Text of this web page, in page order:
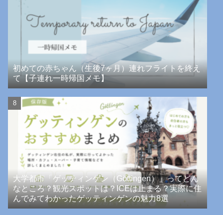
初めての赤ちゃん（生後7ヶ月）連れフライトを終え
て【子連れ一時帰国メモ】
大学都市「ゲッティンゲン（Göttingen）」ってどん
なところ？観光スポットは？ICEは止まる？実際に住
んでみてわかったゲッティンゲンの魅力8選